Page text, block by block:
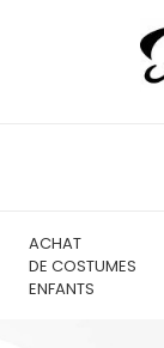
ACHAT
DE COSTUMES
ENFANTS